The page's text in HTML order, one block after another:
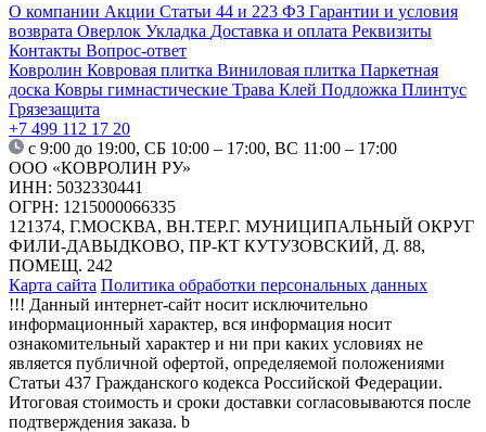
О компании Акции Статьи 44 и 223 ФЗ Гарантии и условия
возврата Оверлок Укладка Доставка и оплата Реквизиты
Контакты Вопрос-ответ
Ковролин Ковровая плитка Виниловая плитка Паркетная
доска Ковры гимнастические Трава Клей Подложка Плинтус
Грязезащита
+7 499 112 17 20
с 9:00 до 19:00, СБ 10:00 – 17:00, ВС 11:00 – 17:00
ООО «КОВРОЛИН РУ»
ИНН: 5032330441
ОГРН: 1215000066335
121374, Г.МОСКВА, ВН.ТЕР.Г. МУНИЦИПАЛЬНЫЙ ОКРУГ
ФИЛИ-ДАВЫДКОВО, ПР-КТ КУТУЗОВСКИЙ, Д. 88,
ПОМЕЩ. 242
Карта сайта Политика обработки персональных данных
!!! Данный интернет-сайт носит исключительно
информационный характер, вся информация носит
ознакомительный характер и ни при каких условиях не
является публичной офертой, определяемой положениями
Статьи 437 Гражданского кодекса Российской Федерации.
Итоговая стоимость и сроки доставки согласовываются после
подтверждения заказа. b